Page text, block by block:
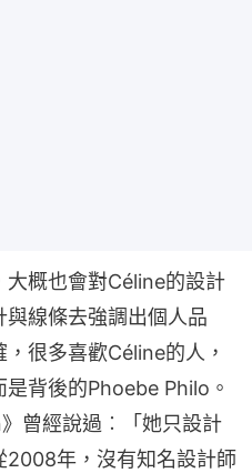
概也會對Céline的設計
線條去強調出個人品
很多喜歡Céline的人，
背後的Phoebe Philo。
曾經說過︰「她只設計
2008年，沒有知名設計師